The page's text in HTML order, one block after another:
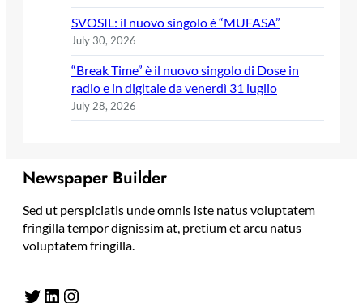
SVOSIL: il nuovo singolo è “MUFASA”
July 30, 2026
“Break Time” è il nuovo singolo di Dose in
radio e in digitale da venerdì 31 luglio
July 28, 2026
Newspaper Builder
Sed ut perspiciatis unde omnis iste natus voluptatem
fringilla tempor dignissim at, pretium et arcu natus
voluptatem fringilla.
Twitter LinkedIn Instagram